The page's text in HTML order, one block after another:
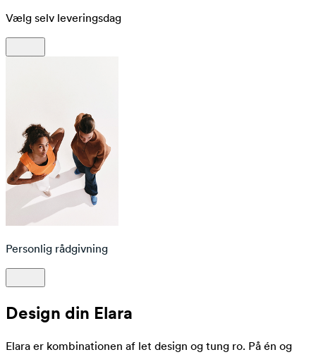
Vælg selv leveringsdag
Personlig rådgivning
Design din Elara
Elara er kombinationen af let design og tung ro. På én og